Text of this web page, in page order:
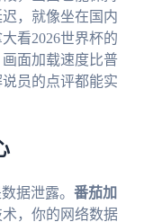
，就像坐在国内
看2026世界杯的
面加载速度比普
员的点评都能实
据泄露。 番茄加
，你的网络数据